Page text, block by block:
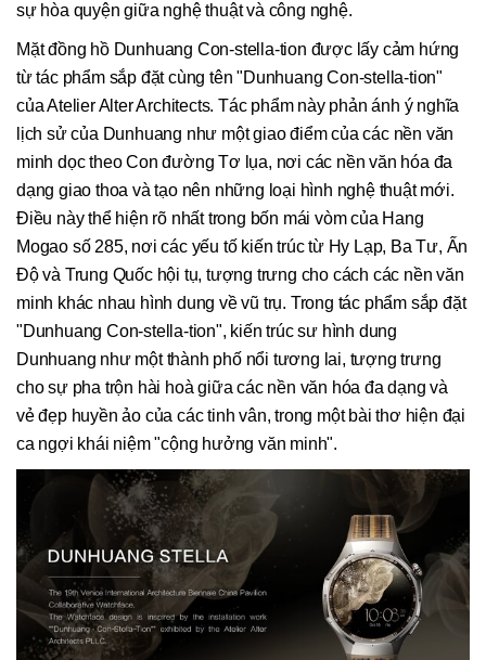
sự hòa quyện giữa nghệ thuật và công nghệ.
Mặt đồng hồ Dunhuang Con-stella-tion được lấy cảm hứng
từ tác phẩm sắp đặt cùng tên "Dunhuang Con-stella-tion"
của Atelier Alter Architects. Tác phẩm này phản ánh ý nghĩa
lịch sử của Dunhuang như một giao điểm của các nền văn
minh dọc theo Con đường Tơ lụa, nơi các nền văn hóa đa
dạng giao thoa và tạo nên những loại hình nghệ thuật mới.
Điều này thể hiện rõ nhất trong bốn mái vòm của Hang
Mogao số 285, nơi các yếu tố kiến trúc từ Hy Lạp, Ba Tư, Ấn
Độ và Trung Quốc hội tụ, tượng trưng cho cách các nền văn
minh khác nhau hình dung về vũ trụ. Trong tác phẩm sắp đặt
"Dunhuang Con-stella-tion", kiến trúc sư hình dung
Dunhuang như một thành phố nổi tương lai, tượng trưng
cho sự pha trộn hài hoà giữa các nền văn hóa đa dạng và
vẻ đẹp huyền ảo của các tinh vân, trong một bài thơ hiện đại
ca ngợi khái niệm "cộng hưởng văn minh".